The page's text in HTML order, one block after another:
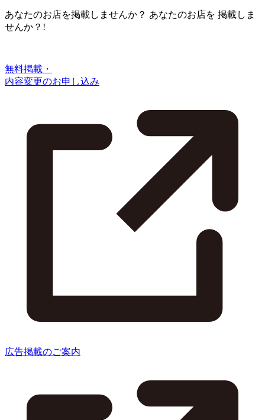
あなたのお店を掲載しませんか？ あなたのお店を 掲載しま
せんか？!
無料掲載・
内容変更のお申し込み
広告掲載のご案内